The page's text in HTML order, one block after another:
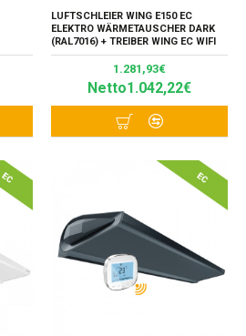
LUFTSCHLEIER WING E150 EC
ELEKTRO WÄRMETAUSCHER DARK
(RAL7016) + TREIBER WING EC WIFI
1.281,93€
Netto1.042,22€